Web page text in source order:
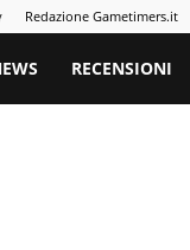
Redazione Gametimers.it
RECENSIONI